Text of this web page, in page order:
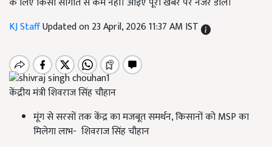
KJ StaffUpdated on 23 April, 2026 11:37 AM IST
केंद्रीय मंत्री शिवराज सिंह चौहान
मूंग से सरसों तक केंद्र का मजबूत समर्थन, किसानों को MSP का
मिलेगा लाभ- शिवराज सिंह चौहान